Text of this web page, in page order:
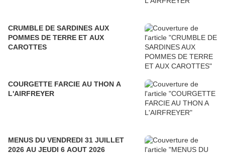
CRUMBLE DE SARDINES AUX
POMMES DE TERRE ET AUX
CAROTTES
COURGETTE FARCIE AU THON A
L'AIRFREYER
MENUS DU VENDREDI 31 JUILLET
2026 AU JEUDI 6 AOUT 2026